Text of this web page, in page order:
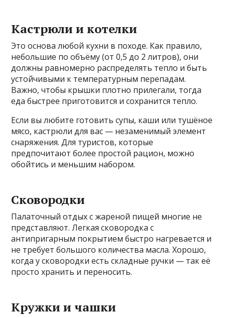
Кастрюли и котелки
Это основа любой кухни в походе. Как правило,
небольшие по объёму (от 0,5 до 2 литров), они
должны равномерно распределять тепло и быть
устойчивыми к температурным перепадам.
Важно, чтобы крышки плотно прилегали, тогда
еда быстрее приготовится и сохранится тепло.
Если вы любите готовить супы, каши или тушёное
мясо, кастрюли для вас — незаменимый элемент
снаряжения. Для туристов, которые
предпочитают более простой рацион, можно
обойтись и меньшим набором.
Сковородки
Палаточный отдых с жареной пищей многие не
представляют. Легкая сковородка с
антипригарным покрытием быстро нагревается и
не требует большого количества масла. Хорошо,
когда у сковородки есть складные ручки — так её
просто хранить и переносить.
Кружки и чашки